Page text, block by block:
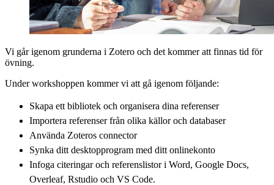
Vi går igenom grunderna i Zotero och det kommer att finnas tid för
övning.
Under workshoppen kommer vi att gå igenom följande:
Skapa ett bibliotek och organisera dina referenser
Importera referenser från olika källor och databaser
Använda Zoteros connector
Synka ditt desktopprogram med ditt onlinekonto
Infoga citeringar och referenslistor i Word, Google Docs,
Overleaf, Rstudio och VS Code.